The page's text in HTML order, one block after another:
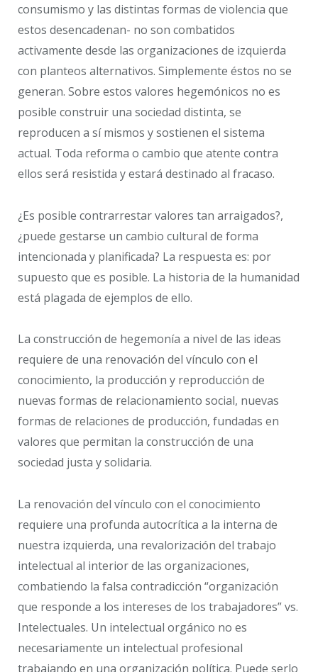
consumismo y las distintas formas de violencia que
estos desencadenan- no son combatidos
activamente desde las organizaciones de izquierda
con planteos alternativos. Simplemente éstos no se
generan. Sobre estos valores hegemónicos no es
posible construir una sociedad distinta, se
reproducen a sí mismos y sostienen el sistema
actual. Toda reforma o cambio que atente contra
ellos será resistida y estará destinado al fracaso.
¿Es posible contrarrestar valores tan arraigados?,
¿puede gestarse un cambio cultural de forma
intencionada y planificada? La respuesta es: por
supuesto que es posible. La historia de la humanidad
está plagada de ejemplos de ello.
La construcción de hegemonía a nivel de las ideas
requiere de una renovación del vínculo con el
conocimiento, la producción y reproducción de
nuevas formas de relacionamiento social, nuevas
formas de relaciones de producción, fundadas en
valores que permitan la construcción de una
sociedad justa y solidaria.
La renovación del vínculo con el conocimiento
requiere una profunda autocrítica a la interna de
nuestra izquierda, una revalorización del trabajo
intelectual al interior de las organizaciones,
combatiendo la falsa contradicción “organización
que responde a los intereses de los trabajadores” vs.
Intelectuales. Un intelectual orgánico no es
necesariamente un intelectual profesional
trabajando en una organización política. Puede serlo